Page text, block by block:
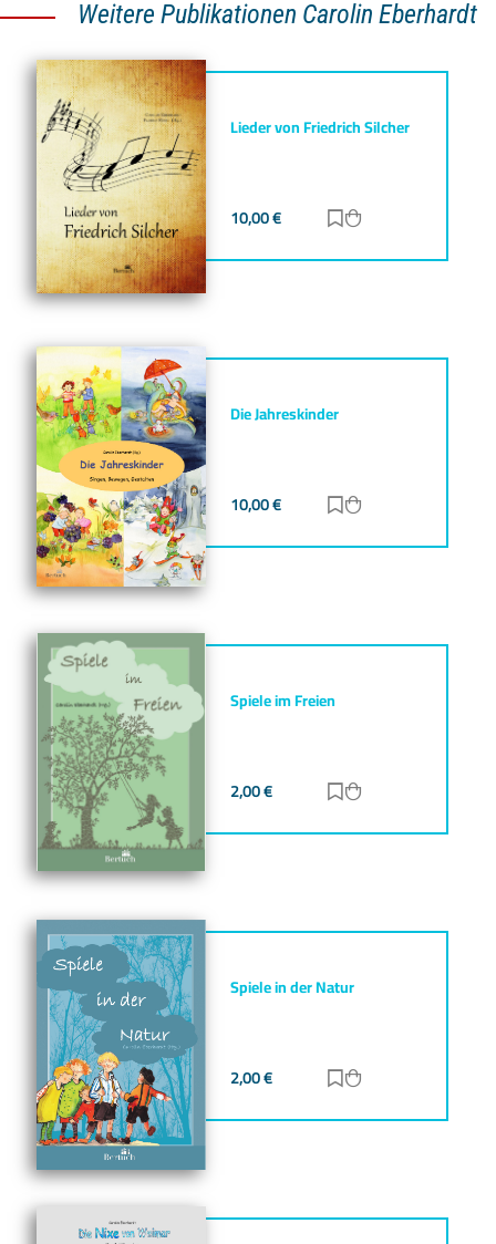
Weitere Publikationen Carolin Eberhardt
Lieder von Friedrich Silcher
10,00€ Zur Merkliste
Die Jahreskinder
10,00€ Zur Merkliste
Spiele im Freien
2,00€ Zur Merkliste
Spiele in der Natur
2,00€ Zur Merkliste